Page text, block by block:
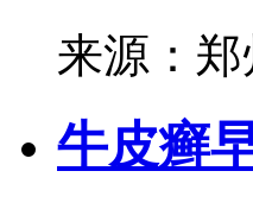
来源：
牛皮癣